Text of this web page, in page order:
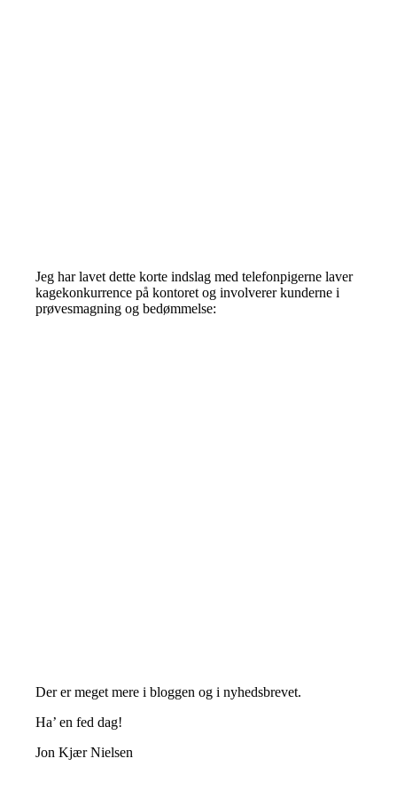
Jeg har lavet dette korte indslag med telefonpigerne laver
kagekonkurrence på kontoret og involverer kunderne i
prøvesmagning og bedømmelse:
Der er meget mere i bloggen og i nyhedsbrevet.
Ha’ en fed dag!
Jon Kjær Nielsen